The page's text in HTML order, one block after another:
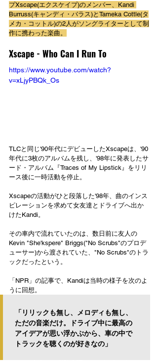
プXscape(エクスケイプ)のメンバー、Kandi
Burruss(キャンディ・バラス)とTameka Cottle(タ
メカ・コットル)の2人がソングライターとして制
作に携わった楽曲。
Xscape - Who Can I Run To
https://www.youtube.com/watch?
v=xLjyPBQk_Os
TLCと同じ'90年代にデビューしたXscapeは、'90
年代に3枚のアルバムを残し、'98年に発表したサ
ード・アルバム『Traces of My Lipstick』をリリ
ース後に一時活動を停止。
Xscapeの活動がひと段落した'98年、曲のインス
ピレーションを求めて女友達とドライブへ出か
けたKandi。
その車内で流れていたのは、数日前に友人の
Kevin "She'kspere" Briggs("No Scrubs"のプロデ
ューサー)から渡されていた、"No Scrubs"のトラ
ックだったという。
「NPR」の記事で、Kandiは当時の様子を次のよ
うに回想。
「リリックも無し、メロディも無し、
ただの音楽だけ。ドライブ中に最高の
アイデアが思い浮かぶから、車の中で
トラックを聴くのが好きなの」